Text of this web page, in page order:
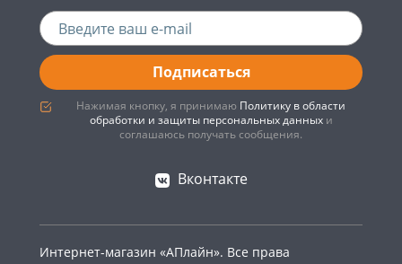
Подписаться
Нажимая кнопку, я принимаю Политику в области
обработки и защиты персональных данныхи
соглашаюсь получать сообщения.
Вконтакте
Интернет-магазин «АПлайн». Все права